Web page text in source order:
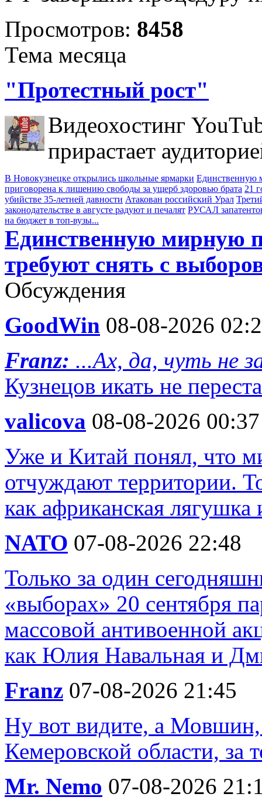
Просмотров: 8458
Тема месяца
"Протестный рост"
Видеохостинг
прирастает
В Новокузнецке открылись школьные ярмарки Единственную
приговорена к лишению свободы за ущерб здоровью брата 21
убийстве 35-летней давности Атакован российский Урал
законодательстве в августе радуют и печалят РУСАЛ
на бюджет в топ-вузы...
Единственную мирную
требуют снять с
Обсуждения
GoodWin 08-08-2026
Franz: ...Ах, да, чуть не
Кузнецов икать не
valicova 08-08-2026 00:37
Уже и Китай понял, что
отчуждают территории.
как африканская лягушка
NATO 07-08-2026 22:48
Только за один
«выборах» 20 сентября
массовой антивоенной
как Юлия Навальная и
Franz 07-08-2026 21:45
Ну вот видите, а
Кемеровской области, за
Mr. Nemo 07-08-2026